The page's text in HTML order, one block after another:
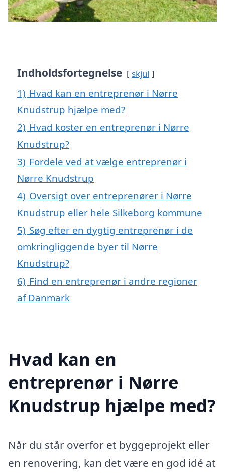
Indholdsfortegnelse skjul
1) Hvad kan en entreprenør i Nørre
Knudstrup hjælpe med?
2) Hvad koster en entreprenør i Nørre
Knudstrup?
3) Fordele ved at vælge entreprenør i
Nørre Knudstrup
4) Oversigt over entreprenører i Nørre
Knudstrup eller hele Silkeborg kommune
5) Søg efter en dygtig entreprenør i de
omkringliggende byer til Nørre
Knudstrup?
6) Find en entreprenør i andre regioner
af Danmark
Hvad kan en
entreprenør i Nørre
Knudstrup hjælpe med?
Når du står overfor et byggeprojekt eller
en renovering, kan det være en god idé at